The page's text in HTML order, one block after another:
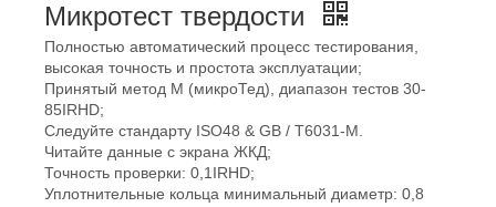
Микротест твердости
Полностью автоматический процесс тестирования,
высокая точность и простота эксплуатации;
Принятый метод M (микроТед), диапазон тестов 30-
85IRHD;
Следуйте стандарту ISO48 & GB / T6031-M.
Читайте данные с экрана ЖКД;
Точность проверки: 0,1IRHD;
Уплотнительные кольца минимальный диаметр: 0,8